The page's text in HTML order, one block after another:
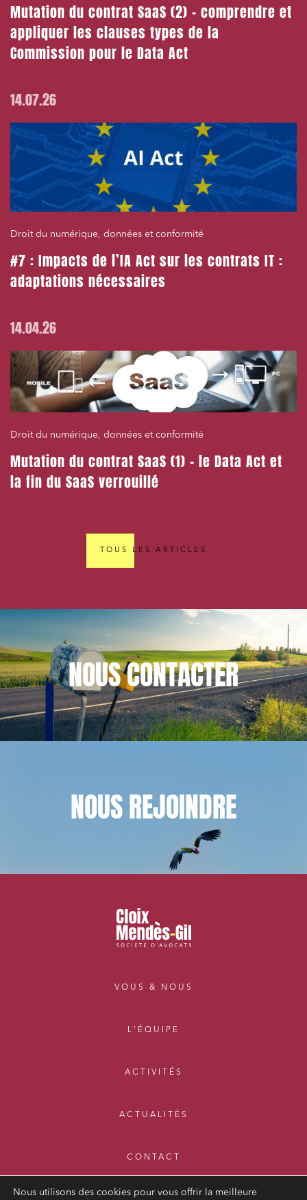
Mutation du contrat SaaS (2) – comprendre et
appliquer les clauses types de la
Commission pour le Data Act
14.07.26
Droit du numérique, données et conformité
#7 : Impacts de l’IA Act sur les contrats IT :
adaptations nécessaires
14.04.26
Droit du numérique, données et conformité
Mutation du contrat SaaS (1) – le Data Act et
la fin du SaaS verrouillé
TOUS LES ARTICLES
NOUSCONTACTER
NOUSREJOINDRE
VOUS & NOUS
L'ÉQUIPE
ACTIVITÉS
ACTUALITÉS
CONTACT
Nous utilisons des cookies pour vous offrir la meilleure